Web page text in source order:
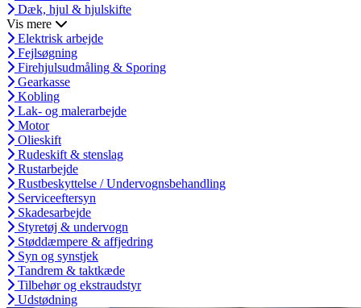
Dæk, hjul & hjulskifte
Vis mere
Elektrisk arbejde
Fejlsøgning
Firehjulsudmåling & Sporing
Gearkasse
Kobling
Lak- og malerarbejde
Motor
Olieskift
Rudeskift & stenslag
Rustarbejde
Rustbeskyttelse / Undervognsbehandling
Serviceeftersyn
Skadesarbejde
Styretøj & undervogn
Støddæmpere & affjedring
Syn og synstjek
Tandrem & taktkæde
Tilbehør og ekstraudstyr
Udstødning